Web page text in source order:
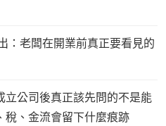
：老闆在開業前真正要看見的
公司後真正該先問的不是能
稅、金流會留下什麼痕跡